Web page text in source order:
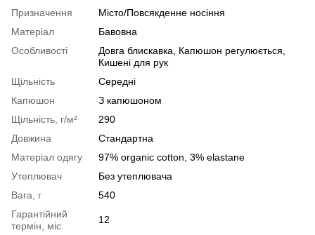
Призначення
Місто/Повсякденне носіння
Матеріал
Бавовна
Особливості
Довга блискавка, Капюшон регулюється,
Кишені для рук
Щільність
Середні
Капюшон
З капюшоном
Щільність, г/м²
290
Довжина
Стандартна
Матеріал одягу
97% organic cotton, 3% elastane
Утеплювач
Без утеплювача
Вага, г
540
Гарантійний
термін, міс.
12